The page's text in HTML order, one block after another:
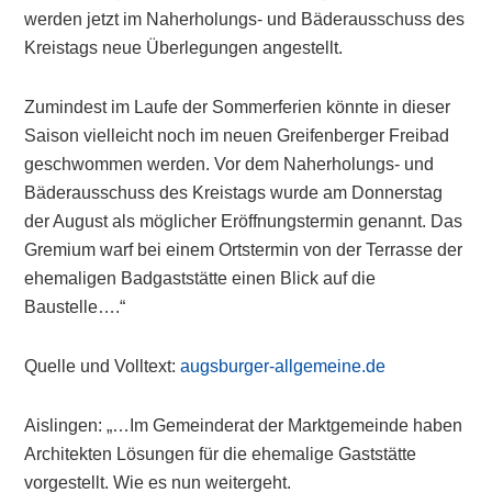
werden jetzt im Naherholungs- und Bäderausschuss des
Kreistags neue Überlegungen angestellt.
Zumindest im Laufe der Sommerferien könnte in dieser
Saison vielleicht noch im neuen Greifenberger Freibad
geschwommen werden. Vor dem Naherholungs- und
Bäderausschuss des Kreistags wurde am Donnerstag
der August als möglicher Eröffnungstermin genannt. Das
Gremium warf bei einem Ortstermin von der Terrasse der
ehemaligen Badgaststätte einen Blick auf die
Baustelle….“
Quelle und Volltext:augsburger-allgemeine.de
Aislingen: „…Im Gemeinderat der Marktgemeinde haben
Architekten Lösungen für die ehemalige Gaststätte
vorgestellt. Wie es nun weitergeht.